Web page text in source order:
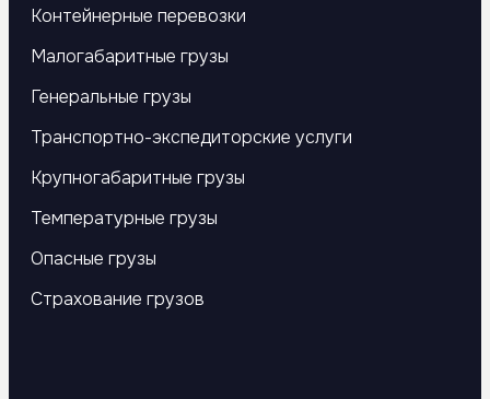
Контейнерные перевозки
Малогабаритные грузы
Генеральные грузы
Транспортно-экспедиторские услуги
Крупногабаритные грузы
Температурные грузы
Опасные грузы
Страхование грузов